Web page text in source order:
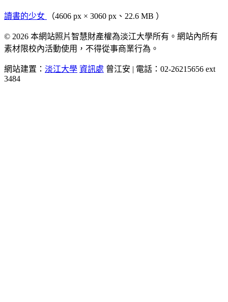
讀書的少女 （4606 px × 3060 px、22.6 MB ）
© 2026 本網站照片智慧財產權為淡江大學所有。網站內所有
素材限校內活動使用，不得從事商業行為。
網站建置： 淡江大學 資訊處 曾江安 | 電話：02-26215656 ext
3484